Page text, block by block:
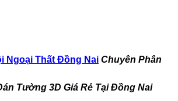
Ngoại Thất Đồng Nai Chuyên Phân
Tường 3D Giá Rẻ Tại Đồng Nai